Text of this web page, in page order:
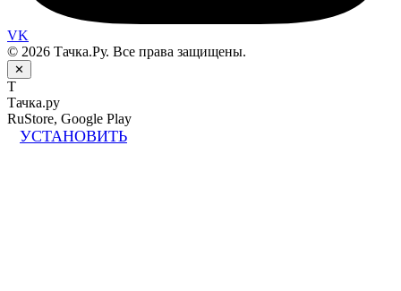
VK
© 2026 Тачка.Ру. Все права защищены.
✕
Т
Тачка.ру
RuStore, Google Play
УСТАНОВИТЬ